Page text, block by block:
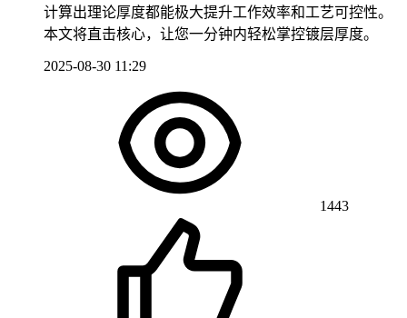
计算出理论厚度都能极大提升工作效率和工艺可控性。
本文将直击核心，让您一分钟内轻松掌控镀层厚度。
2025-08-30 11:29
1443